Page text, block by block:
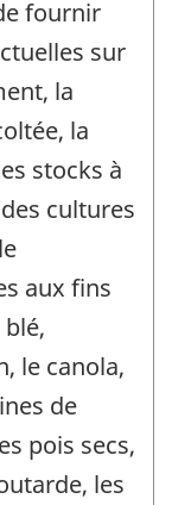
fournir
sur
la
la
stocks à
cultures
aux fins
le canola,
de
pois secs,
les